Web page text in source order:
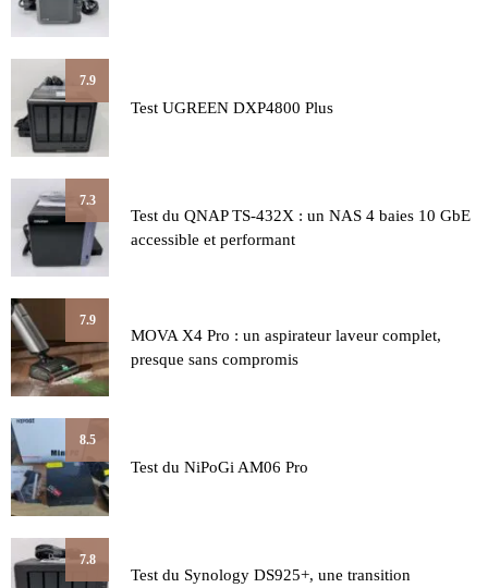
7.9
Test UGREEN DXP4800 Plus
7.3
Test du QNAP TS-432X : un NAS 4 baies 10 GbE
accessible et performant
7.9
MOVA X4 Pro : un aspirateur laveur complet,
presque sans compromis
8.5
Test du NiPoGi AM06 Pro
7.8
Test du Synology DS925+, une transition